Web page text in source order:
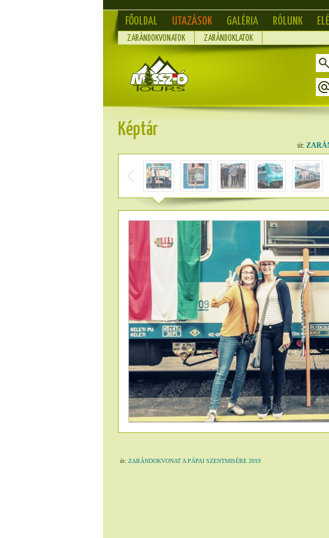
FŐOLDAL UTAZÁSOK GALÉRIA RÓLUNK
ZARÁNDOKVONATOK ZARÁNDOKLATOK
Képtár
út:
út: ZARÁNDOKVONAT A PÁPAI SZENTMISÉRE 2019